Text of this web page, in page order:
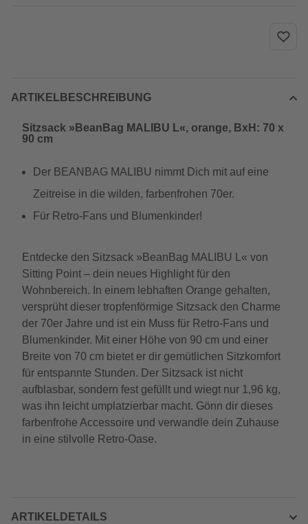
ARTIKELBESCHREIBUNG
Sitzsack »BeanBag MALIBU L«, orange, BxH: 70 x
90 cm
Der BEANBAG MALIBU nimmt Dich mit auf eine
Zeitreise in die wilden, farbenfrohen 70er.
Für Retro-Fans und Blumenkinder!
Entdecke den Sitzsack »BeanBag MALIBU L« von
Sitting Point – dein neues Highlight für den
Wohnbereich. In einem lebhaften Orange gehalten,
versprüht dieser tropfenförmige Sitzsack den Charme
der 70er Jahre und ist ein Muss für Retro-Fans und
Blumenkinder. Mit einer Höhe von 90 cm und einer
Breite von 70 cm bietet er dir gemütlichen Sitzkomfort
für entspannte Stunden. Der Sitzsack ist nicht
aufblasbar, sondern fest gefüllt und wiegt nur 1,96 kg,
was ihn leicht umplatzierbar macht. Gönn dir dieses
farbenfrohe Accessoire und verwandle dein Zuhause
in eine stilvolle Retro-Oase.
ARTIKELDETAILS